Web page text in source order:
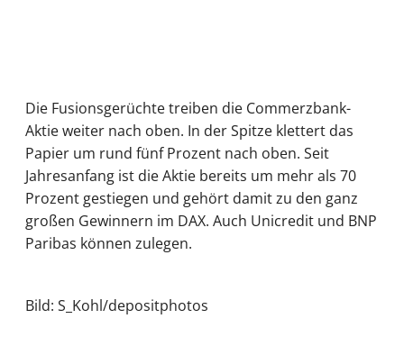
Die Fusionsgerüchte treiben die Commerzbank-
Aktie weiter nach oben. In der Spitze klettert das
Papier um rund fünf Prozent nach oben. Seit
Jahresanfang ist die Aktie bereits um mehr als 70
Prozent gestiegen und gehört damit zu den ganz
großen Gewinnern im DAX. Auch Unicredit und BNP
Paribas können zulegen.
Bild: S_Kohl/depositphotos